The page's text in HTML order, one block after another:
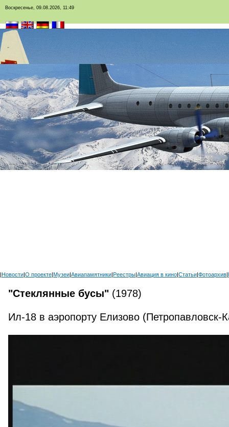
Воскресенье, 09.08.2026, 11:49
|Новости|О проекте|Музеи|Авиапамятники|Реестры|Авиация в кино|Статьи|Фотоархив|
"Стеклянные бусы"(1978)
Ил-18 в аэропорту Елизово (Петропавловск-